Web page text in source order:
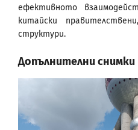
ефективното
китайски
структури.
Допълнителни снимки